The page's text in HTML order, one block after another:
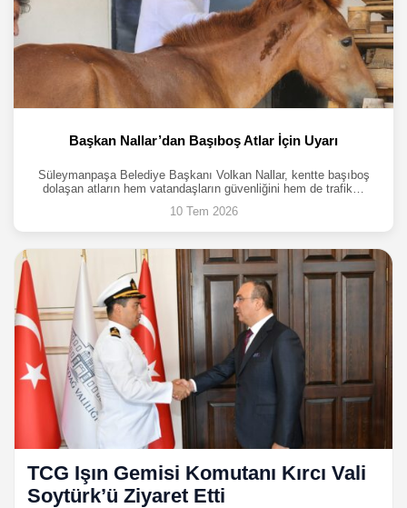
Başkan Nallar’dan Başıboş Atlar İçin Uyarı
Süleymanpaşa Belediye Başkanı Volkan Nallar, kentte başıboş
dolaşan atların hem vatandaşların güvenliğini hem de trafik…
10 Tem 2026
TCG Işın Gemisi Komutanı Kırcı Vali
Soytürk’ü Ziyaret Etti